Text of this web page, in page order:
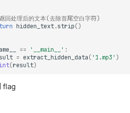
回处理后的文本(去除首尾空白字符)
hidden_text.strip()
== '__main__' :
= extract_hidden_data('1.mp3' )
(result)
flag